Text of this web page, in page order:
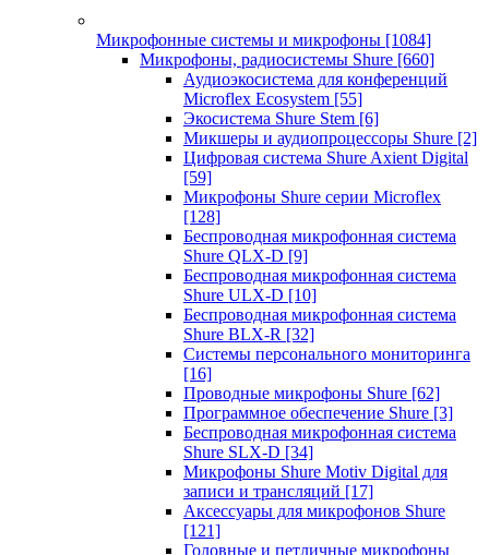
Микрофонные системы и микрофоны [1084]
Микрофоны, радиосистемы Shure [660]
Аудиоэкосистема для конференций
Microflex Ecosystem [55]
Экосистема Shure Stem [6]
Микшеры и аудиопроцессоры Shure [2]
Цифровая система Shure Axient Digital
[59]
Микрофоны Shure серии Microflex
[128]
Беспроводная микрофонная система
Shure QLX-D [9]
Беспроводная микрофонная система
Shure ULX-D [10]
Беспроводная микрофонная система
Shure BLX-R [32]
Системы персонального мониторинга
[16]
Проводные микрофоны Shure [62]
Программное обеспечение Shure [3]
Беспроводная микрофонная система
Shure SLX-D [34]
Микрофоны Shure Motiv Digital для
записи и трансляций [17]
Аксессуары для микрофонов Shure
[121]
Головные и петличные микрофоны